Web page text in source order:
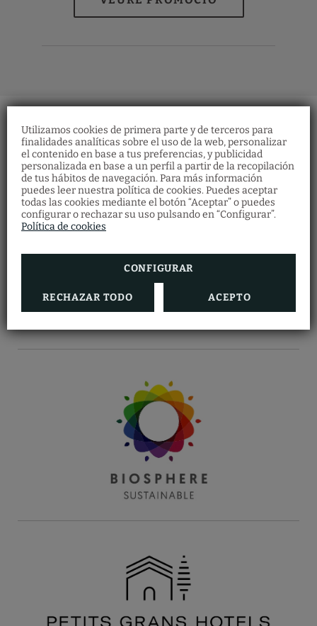
Utilizamos cookies de primera parte y de terceros para
finalidades analíticas sobre el uso de la web, personalizar
el contenido en base a tus preferencias, y publicidad
personalizada en base a un perfil a partir de la recopilación
de tus hábitos de navegación. Para más información
puedes leer nuestra política de cookies. Puedes aceptar
todas las cookies mediante el botón “Aceptar” o puedes
configurar o rechazar su uso pulsando en “Configurar”.
Política de cookies
CONFIGURAR
RECHAZAR TODO ACEPTO
Restaurant
Fes la teva reserva de restaurant emplenant
el formulari.
Xecs regal
Descobreix els nostres vals regal i ofereix als
teus éssers estimats una gran quantitat
VEURE MÉS